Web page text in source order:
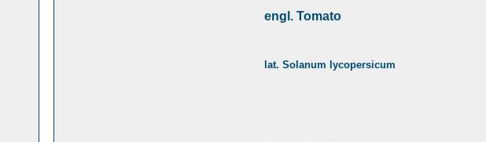
engl. Tomato
lat. Solanum lycopersicum